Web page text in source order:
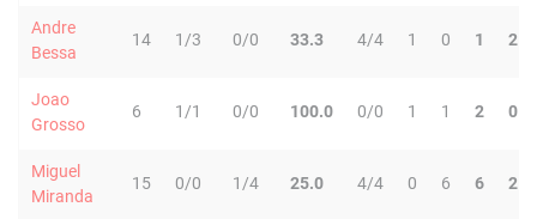
Andre
Bessa
14 1/3 0/0 33.3 4/4 1 0 1 2
Joao
Grosso
6 1/1 0/0 100.0 0/0 1 1 2 0
Miguel
Miranda
15 0/0 1/4 25.0 4/4 0 6 6 2